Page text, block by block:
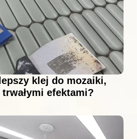
klej do mozaiki,
efektami?